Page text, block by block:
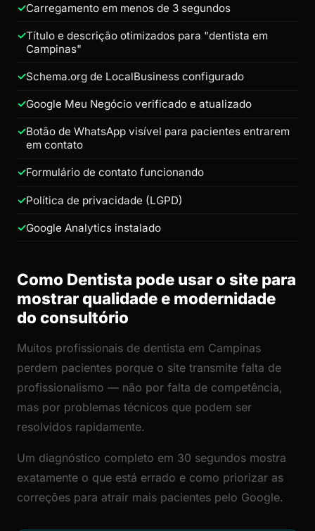
Carregamento em menos de 3 segundos
Título e descrição otimizados para "dentista em
Campinas"
Schema.org de LocalBusiness configurado
Google Meu Negócio verificado e atualizado
Botão de WhatsApp visível para pacientes entrarem
em contato
Formulário de contato funcionando
Política de privacidade (LGPD)
Google Analytics instalado
Como Dentista pode usar o site para
mostrar qualidade e modernidade
do consultório
Muitos profissionais de dentista em Campinas
perdem pacientes porque o site transmite falta de
profissionalismo — não por falta de competência,
mas por problemas técnicos que podem ser
resolvidos rapidamente.
Um diagnóstico completo em 30 segundos mostra
exatamente o que está errado e como priorizar as
correções para atrair mais pacientes pelo Google.